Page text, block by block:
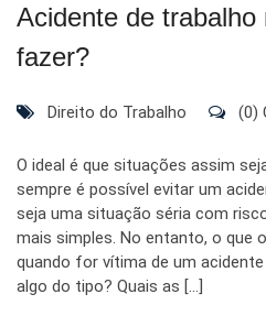
Acidente de
fazer?
Direito do Trabalho (0)
O ideal é que situações assim
sempre é possível evitar um
seja uma situação séria com
mais simples. No entanto, o que
quando for vítima de um
algo do tipo? Quais as […]